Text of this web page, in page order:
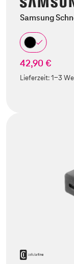
Samsung
42,90 €
Lieferzeit:1-3